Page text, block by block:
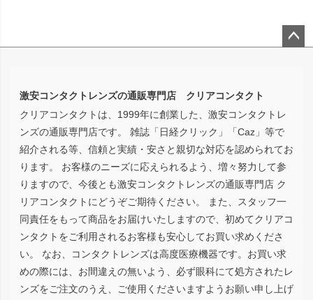
激安コンタクトレンズの通販専門店 クリアコンタクト
クリアコンタクトは、1999年に創業した、激安コンタクトレ
ンズの通販専門店です。 雑誌「日経クリック」「Caz」等で
紹介される等、信頼と実績・安さと親切な対応を認められてお
ります。 お客様のニーズに応えられるよう、増々努力して参
りますので、今後とも激安コンタクトレンズの通販専門店 ク
リアコンタクトにどうぞご期待ください。 また、スタッフ一
同責任をもって商品をお届けいたしますので、初めてクリアコ
ンタクトをご利用されるお客様も安心してお買い求めくださ
い。 なお、コンタクトレンズは高度医療機器です。お買い求
めの際には、お間違えの無いよう、必ず眼科にて処方されたレ
ンズをご注文のうえ、ご使用くださいますようお願い申し上げ